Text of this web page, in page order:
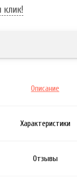
клик!
Описание
Характеристики
Отзывы